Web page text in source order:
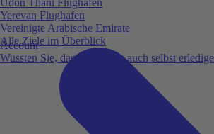
Account
Wussten Sie, dass Sie vieles auch selbst
Yerevan Flughafen
Vereinigte Arabische Emirate
Alle Ziele im Überblick